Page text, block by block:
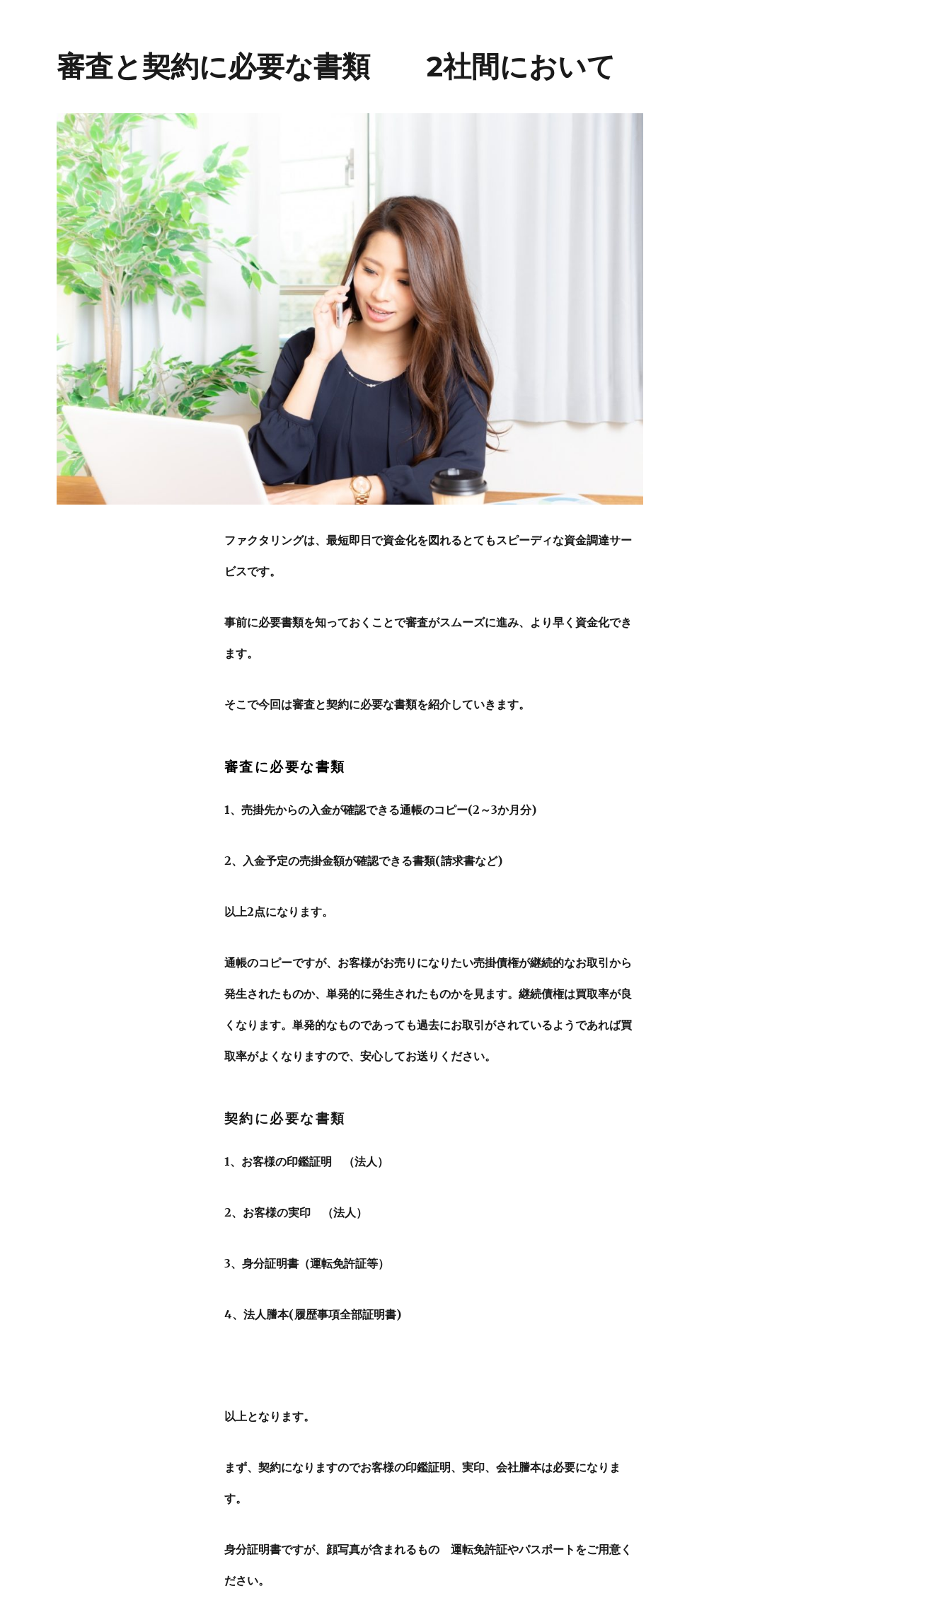
審査と契約に必要な書類 2社間において
ファクタリングは、最短即日で資金化を図れるとてもスピーディな資金調達サー
ビスです。
事前に必要書類を知っておくことで審査がスムーズに進み、より早く資金化でき
ます。
そこで今回は審査と契約に必要な書類を紹介していきます。
審査に必要な書類
1、売掛先からの入金が確認できる通帳のコピー(2～3か月分)
2、入金予定の売掛金額が確認できる書類(請求書など)
以上2点になります。
通帳のコピーですが、お客様がお売りになりたい売掛債権が継続的なお取引から
発生されたものか、単発的に発生されたものかを見ます。継続債権は買取率が良
くなります。単発的なものであっても過去にお取引がされているようであれば買
取率がよくなりますので、安心してお送りください。
契約に必要な書類
1、お客様の印鑑証明 （法人）
2、お客様の実印 （法人）
3、身分証明書（運転免許証等）
4、法人謄本(履歴事項全部証明書)
以上となります。
まず、契約になりますのでお客様の印鑑証明、実印、会社謄本は必要になりま
す。
身分証明書ですが、顔写真が含まれるもの 運転免許証やパスポートをご用意く
ださい。